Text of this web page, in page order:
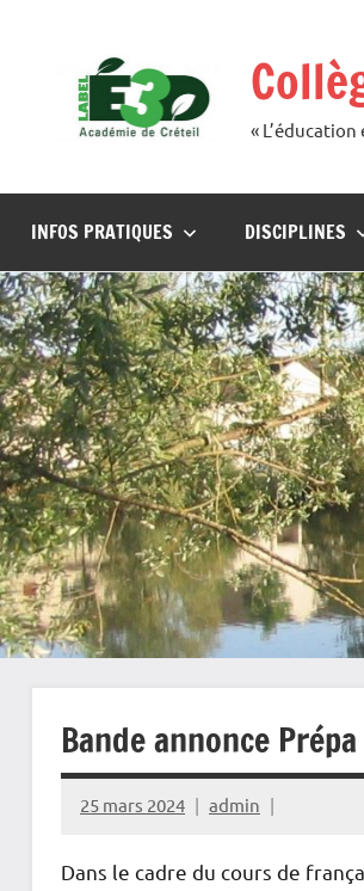
«
INFOS PRATIQUES DISCIPLINES
Bande annonce
25 mars 2024 admin
Dans le cadre du cours de